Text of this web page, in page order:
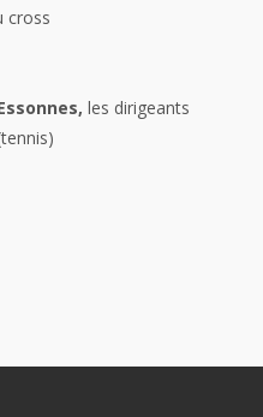
cross
les dirigeants